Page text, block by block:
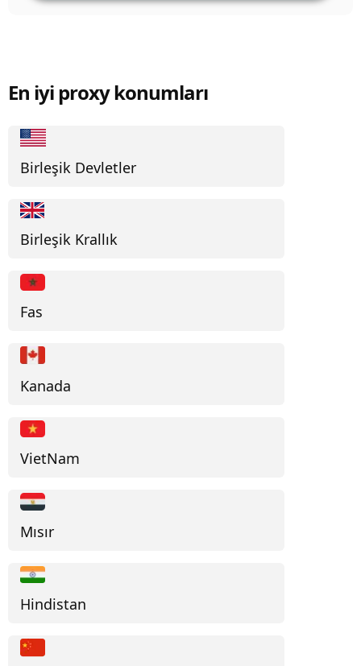
En iyi proxy konumları
Birleşik Devletler
Birleşik Krallık
Fas
Kanada
VietNam
Mısır
Hindistan